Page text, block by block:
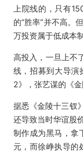
上院线的，只有
的“胜率”并不高。
万投资属于低成本
高投入，一旦上不
线，招募到大导演
2》，张艺谋的《金
据悉《金陵十三钗
还导致当时华谊股
制作成为黑马，拿
元，而徐峥执导的